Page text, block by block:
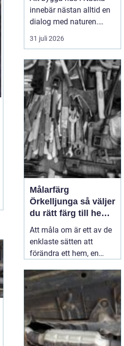
innebär nästan alltid en
dialog med naturen.
Berg i dagen, tallar,
nivåskillnader och utsikt
tomt unik. Den som
anlitar Arkitekt Nacka
sökerofta någ...
31 juli 2026
Målarfärg
Örkelljunga så väljer
du rätt färg till hem
och gård
Att måla om är ett av de
enklaste sätten att
förändra ett hem, en
verksamhet. En ny kulör
kan göra ett gammalt
kök ljusare, ge fasaden
nytt liv eller skydda ett
staket mot väder och
vind i många år